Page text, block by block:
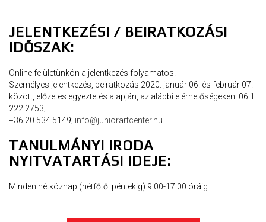
JELENTKEZÉSI / BEIRATKOZÁSI
IDŐSZAK:
Online felületünkön a jelentkezés folyamatos.
Személyes jelentkezés, beiratkozás 2020. január 06. és február 07.
között, előzetes egyeztetés alapján, az alábbi elérhetőségeken: 06 1
222 2753;
+36 20 534 5149; info@juniorartcenter.hu
TANULMÁNYI IRODA
NYITVATARTÁSI IDEJE:
Minden hétköznap (hétfőtől péntekig) 9.00-17.00 óráig